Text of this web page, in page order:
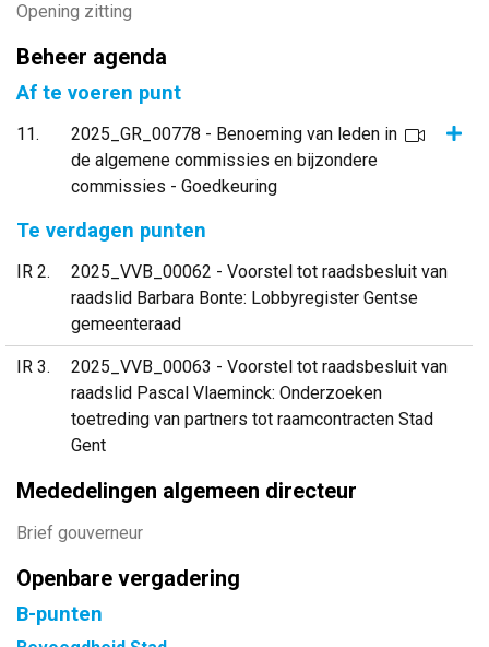
Opening zitting
Beheer agenda
Af te voeren punt
11
2025_GR_00778 - Benoeming van leden in
de algemene commissies en bijzondere
commissies - Goedkeuring
Te verdagen punten
IR 2
2025_VVB_00062 - Voorstel tot raadsbesluit van
raadslid Barbara Bonte: Lobbyregister Gentse
gemeenteraad
IR 3
2025_VVB_00063 - Voorstel tot raadsbesluit van
raadslid Pascal Vlaeminck: Onderzoeken
toetreding van partners tot raamcontracten Stad
Gent
Mededelingen algemeen directeur
Brief gouverneur
Openbare vergadering
B-punten